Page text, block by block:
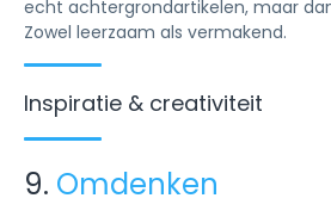
echt achtergrondartikelen, maar
Zowel leerzaam als vermakend.
Inspiratie & creativiteit
9. Omdenken